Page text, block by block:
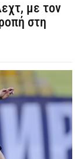
με τον
στη